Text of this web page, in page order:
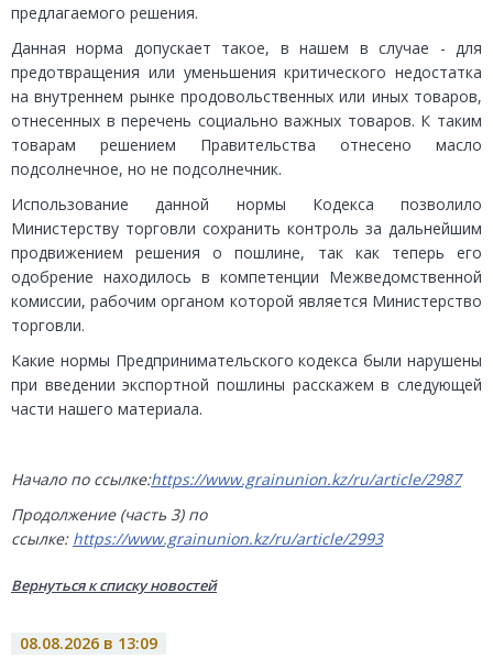
предлагаемого решения.
Данная норма допускает такое, в нашем в случае - для
предотвращения или уменьшения критического недостатка
на внутреннем рынке продовольственных или иных товаров,
отнесенных в перечень социально важных товаров. К таким
товарам решением Правительства отнесено масло
подсолнечное, но не подсолнечник.
Использование данной нормы Кодекса позволило
Министерству торговли сохранить контроль за дальнейшим
продвижением решения о пошлине, так как теперь его
одобрение находилось в компетенции Межведомственной
комиссии, рабочим органом которой является Министерство
торговли.
Какие нормы Предпринимательского кодекса были нарушены
при введении экспортной пошлины расскажем в следующей
части нашего материала.
Начало по ссылке:https://www.grainunion.kz/ru/article/2987
Продолжение (часть 3) по
ссылке: https://www.grainunion.kz/ru/article/2993
Вернуться к списку новостей
08.08.2026 в 13:09